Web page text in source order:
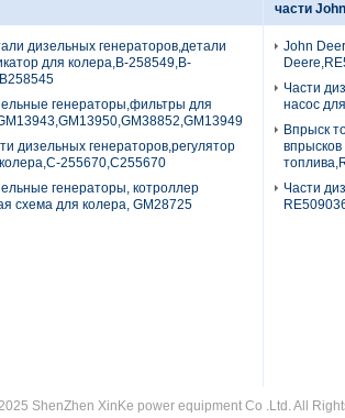
дизельных генераторов,детали
для колера,B-258549,B-
генераторы,фильтры для
дизельных генераторов,регулятор
255670,C255670
генераторы, котроллер
схема для колера, GM28725
части
John
Части
насос
Впрыск
впрысков
Части
ShenZhen XinKe power equipment Co .Ltd. All